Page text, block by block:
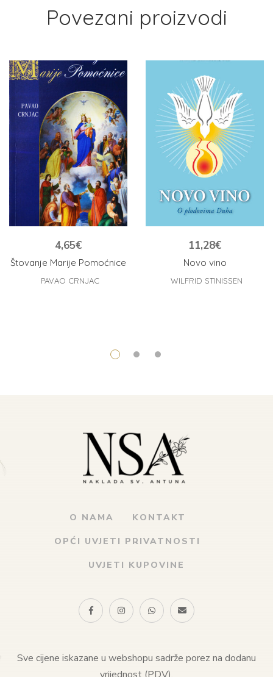
Povezani proizvodi
Štovanje Marije Pomoćnice
4,65€
PAVAO CRNJAC
Novo vino
11,28€
WILFRID STINISSEN
O NAMA KONTAKT
OPĆI UVJETI PRIVATNOSTI
UVJETI KUPOVINE
Sve cijene iskazane u webshopu sadrže porez na dodanu
vrijednost (PDV).